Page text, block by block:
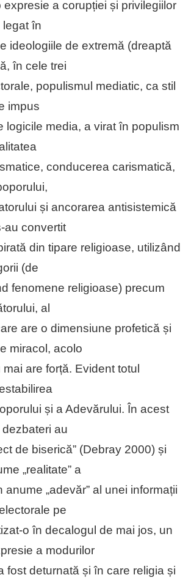
expresie a corupției și privilegiilor
legat în
ideologiile de extremă (dreaptă
în cele trei
populismul mediatic, ca stil
impus
logicile media, a virat în populism
conducerea carismatică,
și ancorarea antisistemică
au convertit
din tipare religioase, utilizând
(de
fenomene religioase) precum
al
are o dimensiune profetică și
miracol, acolo
are forță. Evident totul
și a Adevărului. În acest
au
de biserică” (Debray 2000) și
„realitate” a
anume „adevăr” al unei informații
pe
o în decalogul de mai jos, un
a modurilor
fost deturnată și în care religia și